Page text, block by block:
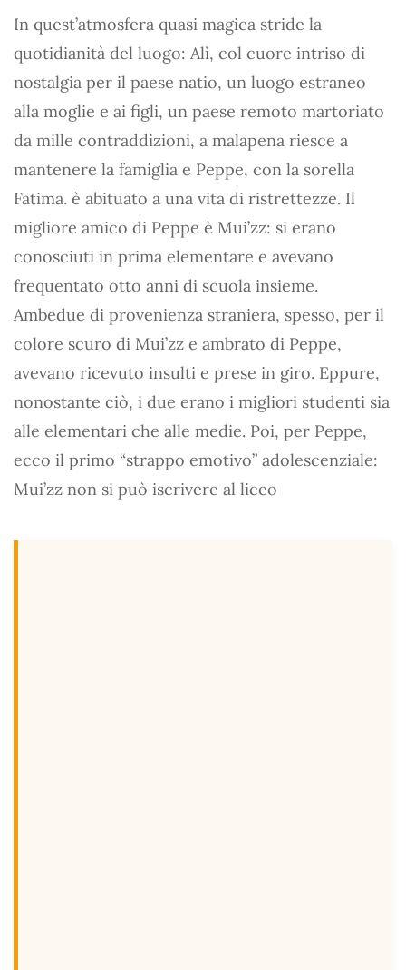
In quest’atmosfera quasi magica stride la
quotidianità del luogo: Alì, col cuore intriso di
nostalgia per il paese natio, un luogo estraneo
alla moglie e ai figli, un paese remoto martoriato
da mille contraddizioni, a malapena riesce a
mantenere la famiglia e Peppe, con la sorella
Fatima. è abituato a una vita di ristrettezze. Il
migliore amico di Peppe è Mui’zz: si erano
conosciuti in prima elementare e avevano
frequentato otto anni di scuola insieme.
Ambedue di provenienza straniera, spesso, per il
colore scuro di Mui’zz e ambrato di Peppe,
avevano ricevuto insulti e prese in giro. Eppure,
nonostante ciò, i due erano i migliori studenti sia
alle elementari che alle medie. Poi, per Peppe,
ecco il primo “strappo emotivo” adolescenziale:
Mui’zz non si può iscrivere al liceo